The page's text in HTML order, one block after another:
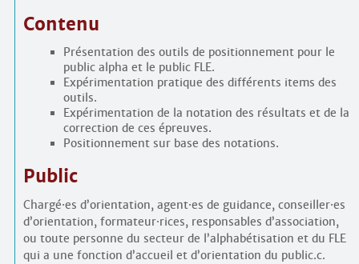
Contenu
Présentation des outils de positionnement pour le
public alpha et le public FLE.
Expérimentation pratique des différents items des
outils.
Expérimentation de la notation des résultats et de la
correction de ces épreuves.
Positionnement sur base des notations.
Public
Chargé·es d’orientation, agent·es de guidance, conseiller·es
d’orientation, formateur·rices, responsables d’association,
ou toute personne du secteur de l’alphabétisation et du FLE
qui a une fonction d’accueil et d’orientation du public.c.